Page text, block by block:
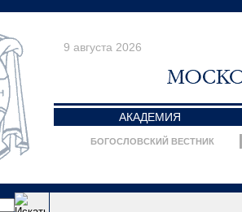
9 августа 2026
АКАДЕМИЯ
БОГОСЛОВСКИЙ ВЕСТНИК